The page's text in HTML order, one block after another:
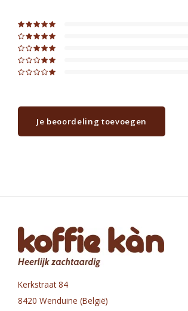
Je beoordeling toevoegen
Kerkstraat 84
8420 Wenduine (België)